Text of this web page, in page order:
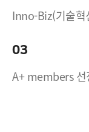
Inno-Biz(기술혁
03
A+ members 선